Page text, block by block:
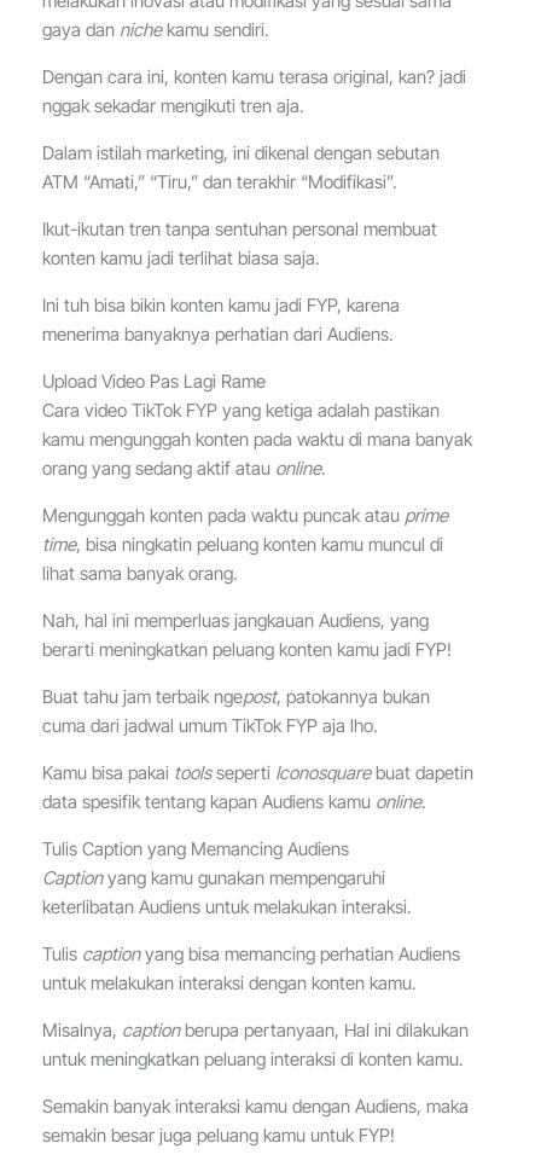
gaya dan nichekamu sendiri.
Dengan cara ini, konten kamu terasa original, kan? jadi
nggak sekadar mengikuti tren aja.
Dalam istilah marketing, ini dikenal dengan sebutan
ATM “Amati,” “Tiru,” dan terakhir “Modifikasi”.
Ikut-ikutan tren tanpa sentuhan personal membuat
konten kamu jadi terlihat biasa saja.
Ini tuh bisa bikin konten kamu jadi FYP, karena
menerima banyaknya perhatian dari Audiens.
Upload Video Pas Lagi Rame
Cara video TikTok FYP yang ketiga adalah pastikan
kamu mengunggah konten pada waktu di mana banyak
orang yang sedang aktif atau online.
Mengunggah konten pada waktu puncak atau prime
time, bisa ningkatin peluang konten kamu muncul di
lihat sama banyak orang.
Nah, hal ini memperluas jangkauan Audiens, yang
berarti meningkatkan peluang konten kamu jadi FYP!
Buat tahu jam terbaik ngepost, patokannya bukan
cuma dari jadwal umum TikTok FYP aja lho.
Kamu bisa pakai toolsseperti Iconosquarebuat dapetin
data spesifik tentang kapan Audiens kamu online.
Tulis Caption yang Memancing Audiens
Captionyang kamu gunakan mempengaruhi
keterlibatan Audiens untuk melakukan interaksi.
Tulis captionyang bisa memancing perhatian Audiens
untuk melakukan interaksi dengan konten kamu.
Misalnya, captionberupa pertanyaan, Hal ini dilakukan
untuk meningkatkan peluang interaksi di konten kamu.
Semakin banyak interaksi kamu dengan Audiens, maka
semakin besar juga peluang kamu untuk FYP!